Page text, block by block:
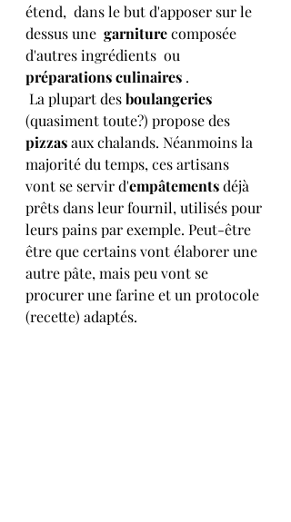
étend,  dans le but d'apposer sur le
dessus une garniture composée
d'autres ingrédients  ou
préparations culinaires .
La plupart des boulangeries
(quasiment toute?) propose des
pizzas aux chalands. Néanmoins la
majorité du temps, ces artisans
vont se servir d'empâtements déjà
prêts dans leur fournil, utilisés pour
leurs pains par exemple. Peut-être
être que certains vont élaborer une
autre pâte, mais peu vont se
procurer une farine et un protocole
(recette) adaptés.